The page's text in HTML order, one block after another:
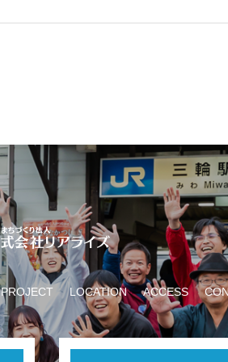
PROJECT LOCATION ACCESS